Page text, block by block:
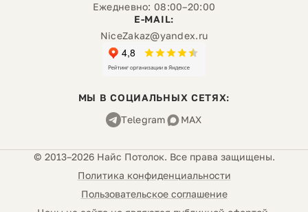
Ежедневно: 08:00–20:00
E-MAIL:
NiceZakaz@yandex.ru
МЫ В СОЦИАЛЬНЫХ СЕТЯХ:
Telegram
MAX
© 2013–2026 Найс Потолок. Все права защищены.
Политика конфиденциальности
Пользовательское соглашение